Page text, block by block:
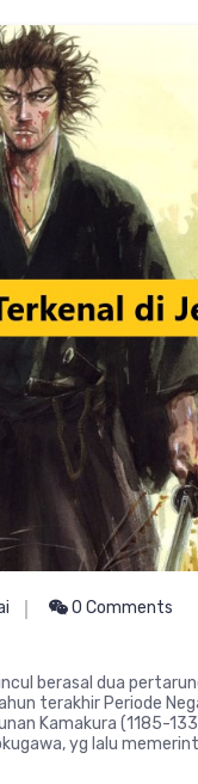
0 Comments
berasal dua
terakhir Periode
Kamakura (1185-
yg lalu